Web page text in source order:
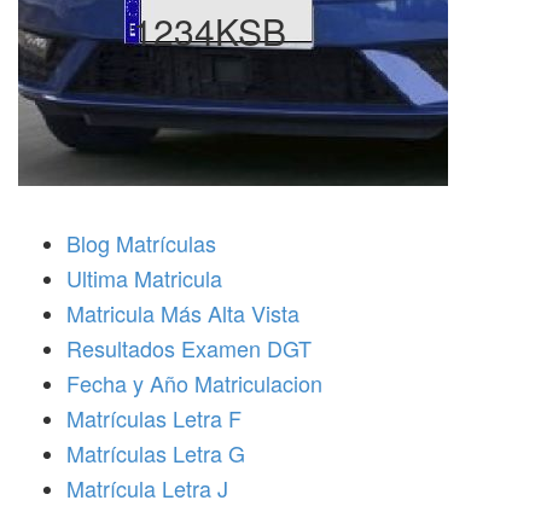
1234KSB
Blog Matrículas
Ultima Matricula
Matricula Más Alta Vista
Resultados Examen DGT
Fecha y Año Matriculacion
Matrículas Letra F
Matrículas Letra G
Matrícula Letra J